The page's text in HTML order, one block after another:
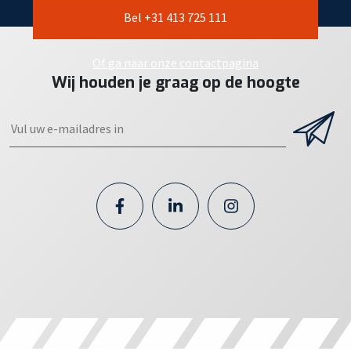
Bel +31 413 725 111
Of ga naar onze contactpagina
Wij houden je graag op de hoogte